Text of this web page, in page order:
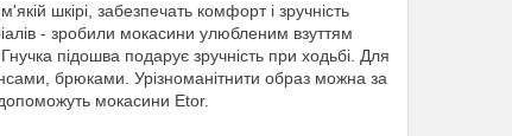
шкірі, забезпечать комфорт і зручність
- зробили мокасини улюбленим взуттям
підошва подарує зручність при ходьбі. Для
брюками. Урізноманітнити образ можна за
мокасини Etor.